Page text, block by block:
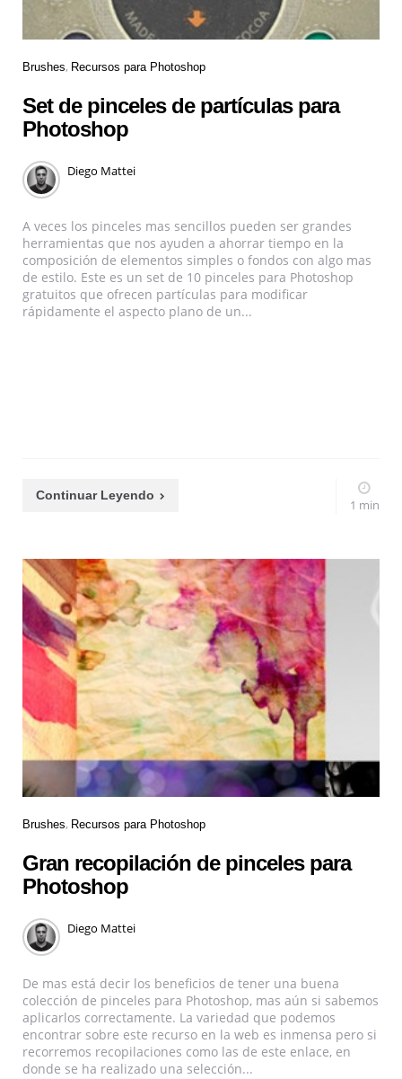
Brushes Recursos para Photoshop
Set de pinceles de partículas para
Photoshop
Diego Mattei
A veces los pinceles mas sencillos pueden ser grandes
herramientas que nos ayuden a ahorrar tiempo en la
composición de elementos simples o fondos con algo mas
de estilo. Este es un set de 10 pinceles para Photoshop
gratuitos que ofrecen partículas para modificar
rápidamente el aspecto plano de un...
Continuar Leyendo
1 min
Brushes Recursos para Photoshop
Gran recopilación de pinceles para
Photoshop
Diego Mattei
De mas está decir los beneficios de tener una buena
colección de pinceles para Photoshop, mas aún si sabemos
aplicarlos correctamente. La variedad que podemos
encontrar sobre este recurso en la web es inmensa pero si
recorremos recopilaciones como las de este enlace, en
donde se ha realizado una selección...